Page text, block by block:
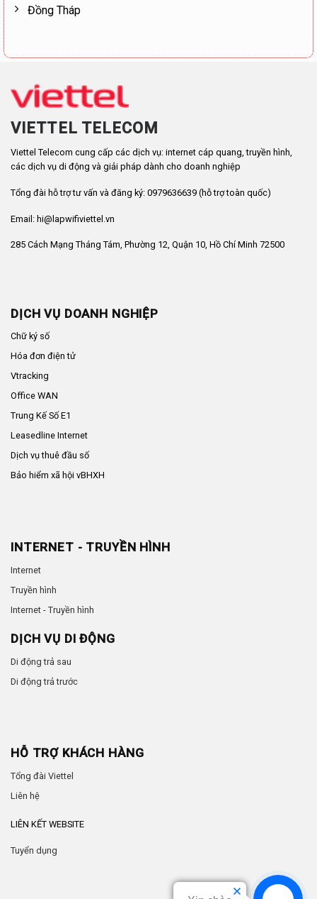
Đồng Tháp
VIETTEL TELECOM
Viettel Telecom cung cấp các dịch vụ: internet cáp quang, truyền hình,
các dịch vụ di động và giải pháp dành cho doanh nghiệp
Tổng đài hỗ trợ tư vấn và đăng ký: 0979636639 (hỗ trợ toàn quốc)
Email: hi@lapwifiviettel.vn
285 Cách Mạng Tháng Tám, Phường 12, Quận 10, Hồ Chí Minh 72500
DỊCH VỤ DOANH NGHIỆP
Chữ ký số
Hóa đơn điện tử
Vtracking
Office WAN
Trung Kế Số E1
Leasedline Internet
Dịch vụ thuê đầu số
Bảo hiểm xã hội vBHXH
INTERNET - TRUYỀN HÌNH
Internet
Truyền hình
Internet - Truyền hình
DỊCH VỤ DI ĐỘNG
Di động trả sau
Di động trả trước
HỖ TRỢ KHÁCH HÀNG
Tổng đài Viettel
Liên hệ
LIÊN KẾT WEBSITE
Tuyển dụng